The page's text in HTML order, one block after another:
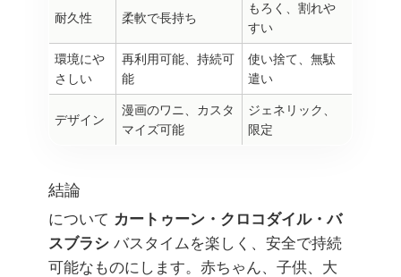
耐久性 柔軟で長持ち
もろく、割れや
すい
環境にや
さしい
再利用可能、持続可
能
使い捨て、無駄
遣い
デザイン
漫画のワニ、カスタ
マイズ可能
ジェネリック、
限定
結論
について カートゥーン・クロコダイル・バ
スブラシ バスタイムを楽しく、安全で持続
可能なものにします。赤ちゃん、子供、大